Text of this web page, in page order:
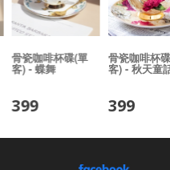
骨瓷咖啡杯碟(單
客) - 蝶舞
399
骨瓷咖啡杯
客) - 秋天童
399